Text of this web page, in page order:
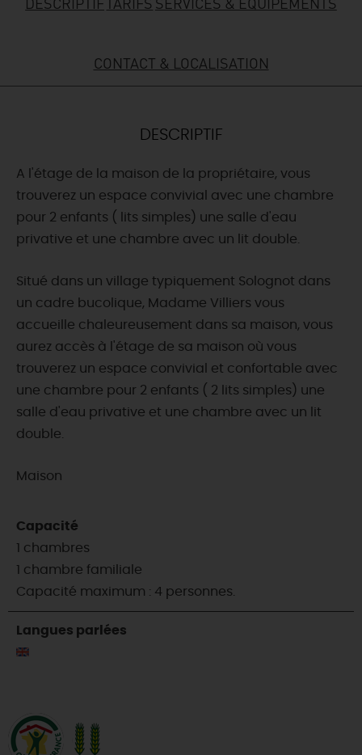
CE WEEK-END
TOUT L'AGENDA
CONTACT & LOCALISATION
DESCRIPTIF
A l'étage de la maison de la propriétaire, vous
trouverez un espace convivial avec une chambre
pour 2 enfants ( lits simples) une salle d'eau
privative et une chambre avec un lit double.
Situé dans un village typiquement Solognot dans
un cadre bucolique, Madame Villiers vous
accueille chaleureusement dans sa maison, vous
aurez accès à l'étage de sa maison où vous
trouverez un espace convivial et confortable avec
une chambre pour 2 enfants ( 2 lits simples) une
salle d'eau privative et une chambre avec un lit
double.
Maison
Capacité
1 chambres
1 chambre familiale
Capacité maximum : 4 personnes.
Langues parlées